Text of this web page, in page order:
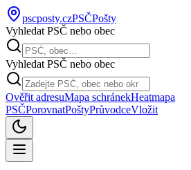
pscposty.czPSČPošty
Vyhledat PSČ nebo obec
Vyhledat PSČ nebo obec
Ověřit adresuMapa schránekHeatmapa
PSČPorovnatPoštyPrůvodceVložit